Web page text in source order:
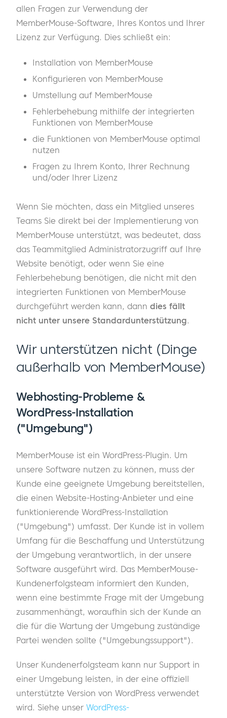
allen Fragen zur Verwendung der
MemberMouse-Software, Ihres Kontos und Ihrer
Lizenz zur Verfügung. Dies schließt ein:
Installation von MemberMouse
Konfigurieren von MemberMouse
Umstellung auf MemberMouse
Fehlerbehebung mithilfe der integrierten
Funktionen von MemberMouse
die Funktionen von MemberMouse optimal
nutzen
Fragen zu Ihrem Konto, Ihrer Rechnung
und/oder Ihrer Lizenz
Wenn Sie möchten, dass ein Mitglied unseres
Teams Sie direkt bei der Implementierung von
MemberMouse unterstützt, was bedeutet, dass
das Teammitglied Administratorzugriff auf Ihre
Website benötigt, oder wenn Sie eine
Fehlerbehebung benötigen, die nicht mit den
integrierten Funktionen von MemberMouse
durchgeführt werden kann, dann dies fällt
nicht unter unsere Standardunterstützung.
Wir unterstützen nicht (Dinge
außerhalb von MemberMouse)
Webhosting-Probleme &
WordPress-Installation
("Umgebung")
MemberMouse ist ein WordPress-Plugin. Um
unsere Software nutzen zu können, muss der
Kunde eine geeignete Umgebung bereitstellen,
die einen Website-Hosting-Anbieter und eine
funktionierende WordPress-Installation
("Umgebung") umfasst. Der Kunde ist in vollem
Umfang für die Beschaffung und Unterstützung
der Umgebung verantwortlich, in der unsere
Software ausgeführt wird. Das MemberMouse-
Kundenerfolgsteam informiert den Kunden,
wenn eine bestimmte Frage mit der Umgebung
zusammenhängt, woraufhin sich der Kunde an
die für die Wartung der Umgebung zuständige
Partei wenden sollte ("Umgebungssupport").
Unser Kundenerfolgsteam kann nur Support in
einer Umgebung leisten, in der eine offiziell
unterstützte Version von WordPress verwendet
wird. Siehe unser WordPress-